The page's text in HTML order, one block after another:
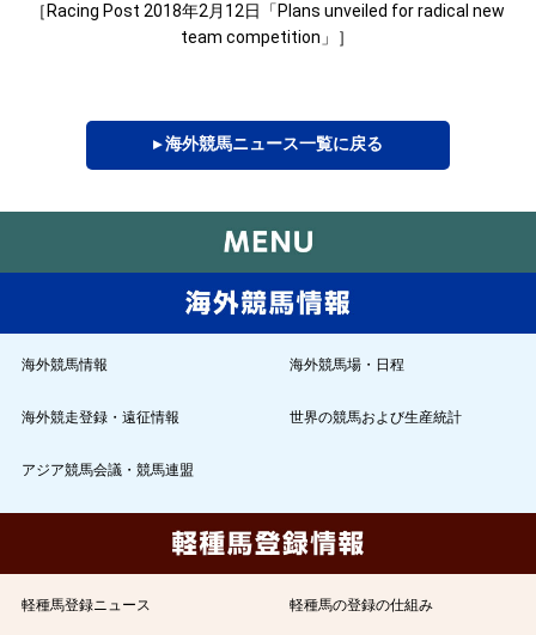
［Racing Post 2018年2月12日「Plans unveiled for radical new
team competition」］
▸ 海外競馬ニュース一覧に戻る
海外競馬情報 海外競馬場・日程
海外競走登録・遠征情報 世界の競馬および生産統計
アジア競馬会議・競馬連盟
軽種馬登録ニュース 軽種馬の登録の仕組み